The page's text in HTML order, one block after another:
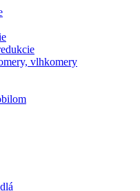
vlhkomery